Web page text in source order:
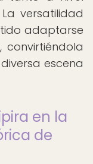
versatilidad
adaptarse
convirtiéndola
escena
en la
de